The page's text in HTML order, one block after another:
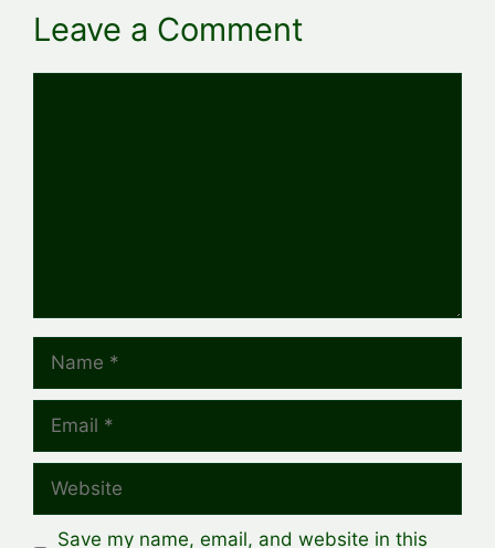
Leave a Comment
Name
Email
Website
Save my name, email, and website in this